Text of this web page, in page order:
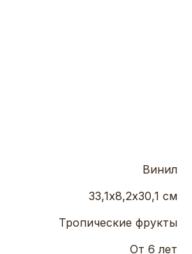
Винил
33,1х8,2х30,1 см
Тропические фрукты
От 6 лет